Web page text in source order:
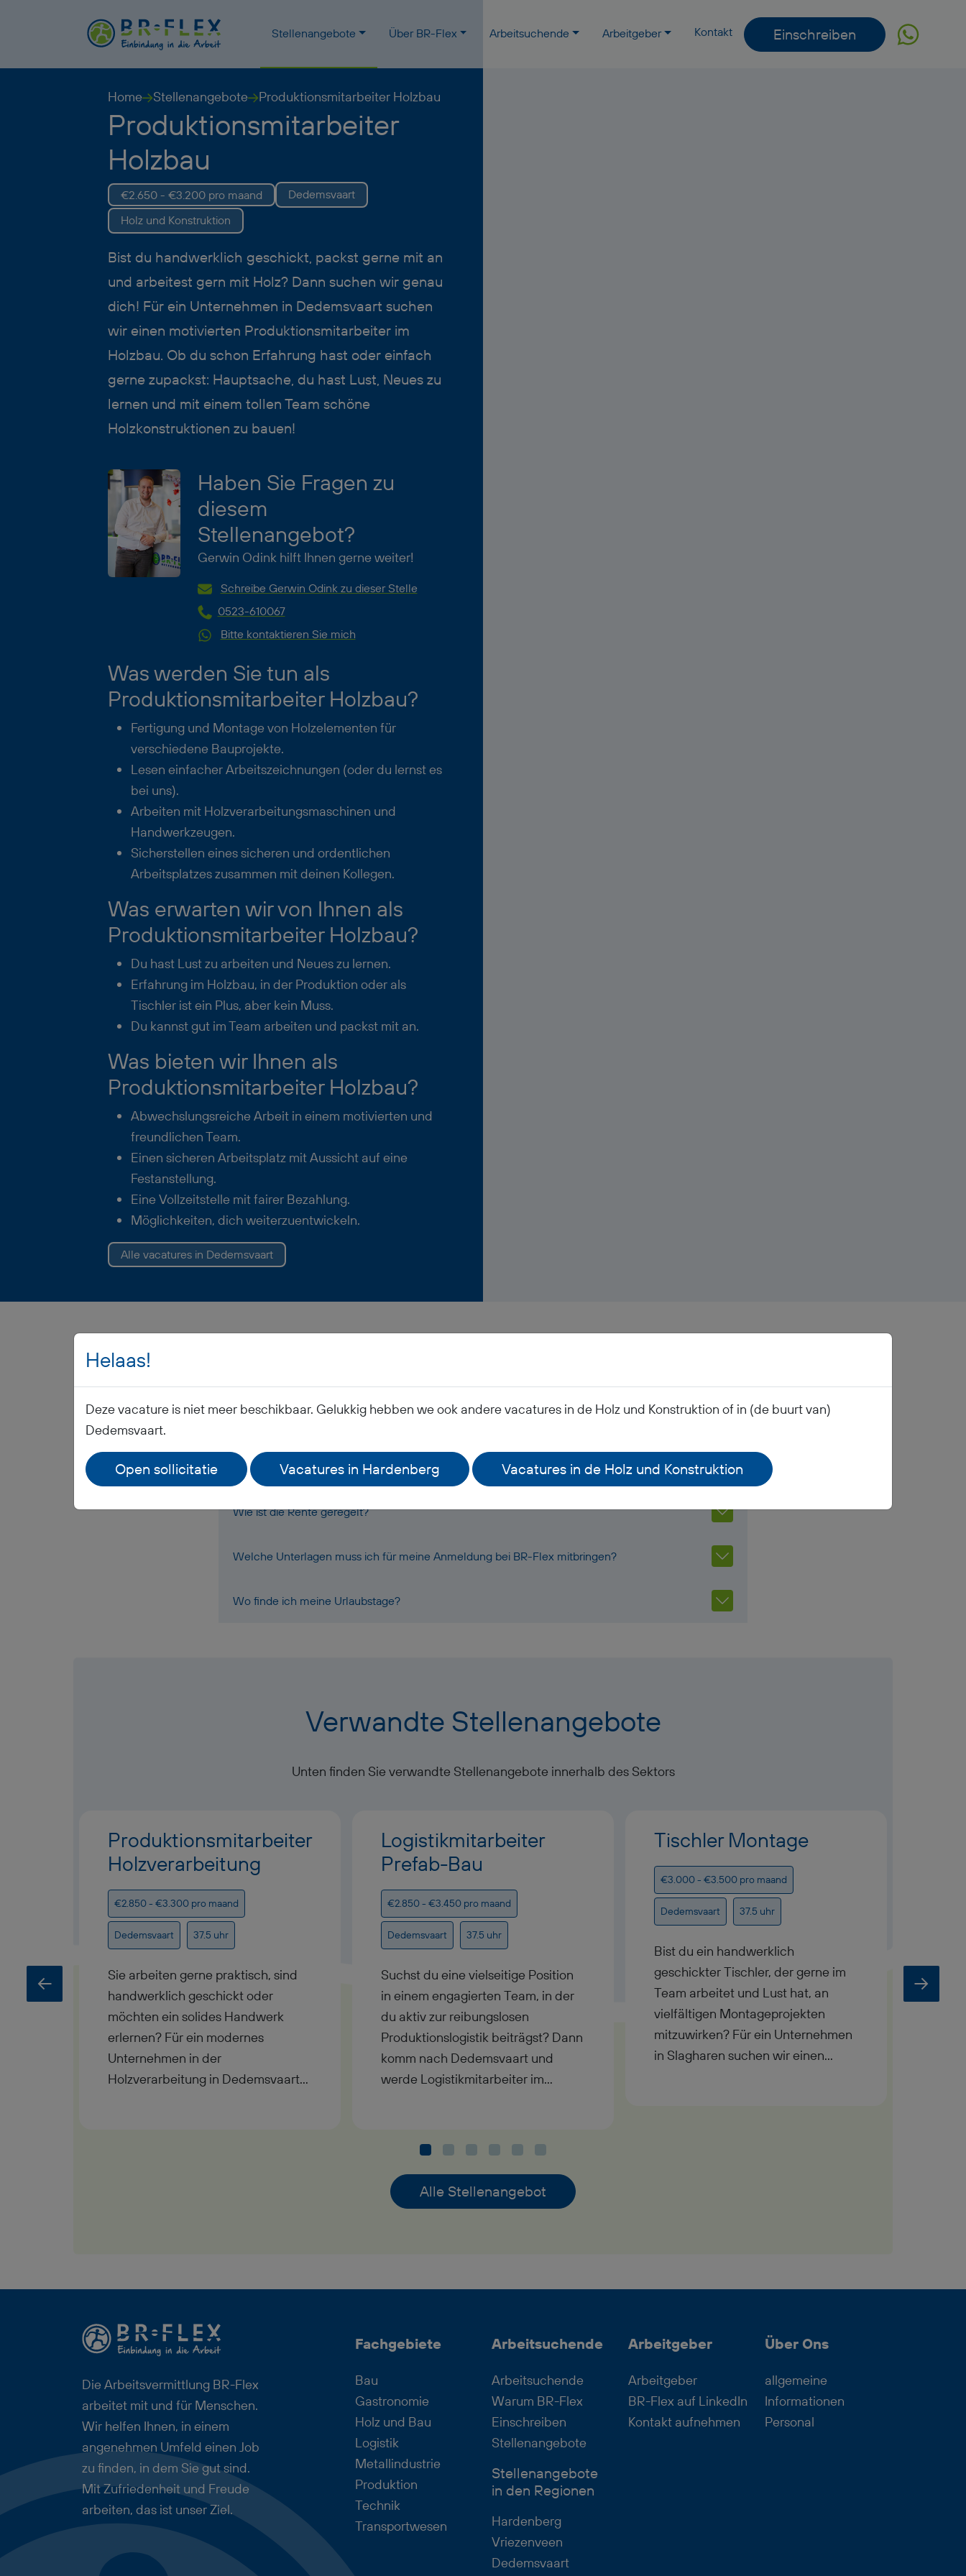
Stellenangebote Über BR-Flex Arbeitsuchende Arbeitgeber Kontakt Einschreiben
Home Stellenangebote Produktionsmitarbeiter Holzbau
Produktionsmitarbeiter
Holzbau
€2.650 - €3.200 pro maand
Dedemsvaart
Holz und Konstruktion
Bist du handwerklich geschickt, packst gerne mit an
und arbeitest gern mit Holz? Dann suchen wir genau
dich! Für ein Unternehmen in Dedemsvaart suchen
wir einen motivierten Produktionsmitarbeiter im
Holzbau. Ob du schon Erfahrung hast oder einfach
gerne zupackst: Hauptsache, du hast Lust, Neues zu
lernen und mit einem tollen Team schöne
Holzkonstruktionen zu bauen!
Haben Sie Fragen zu
diesem
Stellenangebot?
Gerwin Odink hilft Ihnen gerne weiter!
Schreibe Gerwin Odink zu dieser Stelle
0523-610067
Bitte kontaktieren Sie mich
Was werden Sie tun als
Produktionsmitarbeiter Holzbau?
Fertigung und Montage von Holzelementen für
verschiedene Bauprojekte.
Lesen einfacher Arbeitszeichnungen (oder du lernst es
bei uns).
Arbeiten mit Holzverarbeitungsmaschinen und
Handwerkzeugen.
Sicherstellen eines sicheren und ordentlichen
Arbeitsplatzes zusammen mit deinen Kollegen.
Was erwarten wir von Ihnen als
Produktionsmitarbeiter Holzbau?
Du hast Lust zu arbeiten und Neues zu lernen.
Erfahrung im Holzbau, in der Produktion oder als
Tischler ist ein Plus, aber kein Muss.
Du kannst gut im Team arbeiten und packst mit an.
Was bieten wir Ihnen als
Produktionsmitarbeiter Holzbau?
Abwechslungsreiche Arbeit in einem motivierten und
freundlichen Team.
Einen sicheren Arbeitsplatz mit Aussicht auf eine
Festanstellung.
Eine Vollzeitstelle mit fairer Bezahlung.
Möglichkeiten, dich weiterzuentwickeln.
Alle vacatures in Dedemsvaart
Bekomme ich Arbeitskleidung?
Wie ist die Rente geregelt?
Welche Unterlagen muss ich für meine Anmeldung bei BR-Flex mitbringen?
Wo finde ich meine Urlaubstage?
Verwandte Stellenangebote
Unten finden Sie verwandte Stellenangebote innerhalb des Sektors
Logistikmitarbeiter
Prefab-Bau
€2.850 - €3.450 pro maand
Dedemsvaart 37.5 uhr
Suchst du eine vielseitige Position
in einem engagierten Team, in der
du aktiv zur reibungslosen
Produktionslogistik beiträgst? Dann
komm nach Dedemsvaart und
werde Logistikmitarbeiter im
physischem Einsatz verbinden
Tischler Montage
€3.000 - €3.500 pro maand
Dedemsvaart 37.5 uhr
Bist du ein handwerklich
geschickter Tischler, der gerne im
Team arbeitet und Lust hat, an
vielfältigen Montageprojekten
mitzuwirken? Für ein Unternehmen
in Slagharen suchen wir einen
Produktionsmitarbeiter
Holzverarbeitung
€2.850 - €3.300 pro maand
Dedemsvaart 37.5 uhr
Sie arbeiten gerne praktisch, sind
handwerklich geschickt oder
möchten ein solides Handwerk
erlernen? Für ein modernes
Unternehmen in der
Holzverarbeitung in Dedemsvaart
Alle Stellenangebot
Helaas!
Deze vacature is niet meer beschikbaar. Gelukkig hebben we ook andere vacatures in de Holz und Konstruktion of in (de buurt van)
Dedemsvaart.
Open sollicitatie Vacatures in Hardenberg Vacatures in de Holz und Konstruktion
Die Arbeitsvermittlung BR-Flex
arbeitet mit und für Menschen.
Wir helfen Ihnen, in einem
angenehmen Umfeld einen Job
zu finden, in dem Sie gut sind.
Mit Zufriedenheit und Freude
arbeiten, das ist unser Ziel.
Fachgebiete
Bau
Gastronomie
Holz und Bau
Logistik
Metallindustrie
Produktion
Technik
Transportwesen
Arbeitsuchende
Arbeitsuchende
Warum BR-Flex
Einschreiben
Stellenangebote
Stellenangebote
in den Regionen
Hardenberg
Vriezenveen
Dedemsvaart
Arbeitgeber
Arbeitgeber
BR-Flex auf LinkedIn
Kontakt aufnehmen
Über Ons
allgemeine
Informationen
Personal